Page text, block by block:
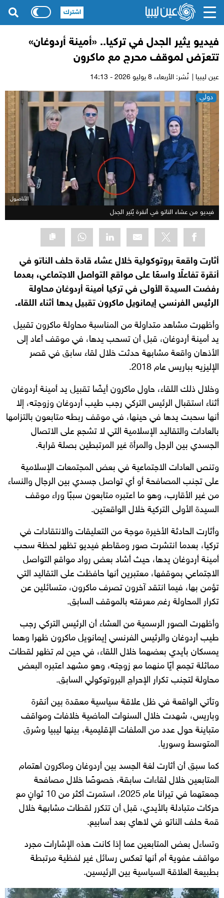
فيديو يثير الجدل في تركيا.. «أمينة أردوغان»
تتعرّض لموقف محرج مع ماكرون
عين ليبيا | نُشر: الأربعاء،
دولي
الأناضول
فيديو من عشاء الناتو في أنقرة يُثير الجدل
أثارت واقعة بروتوكولية خلال عشاء قادة حلف الناتو في
أنقرة تفاعلًا واسعًا على مواقع التواصل الاجتماعي، بعدما
رفضت السيدة الأولى في تركيا أمينة أردوغان محاولة
الرئيس الفرنسي إيمانويل ماكرون تقبيل يدها أثناء اللقاء.
وأظهرت مشاهد متداولة من المناسبة محاولة ماكرون تقبيل
يد أمينة أردوغان، قبل أن تسحب يدها، في موقف أعاد إلى
الأذهان واقعة مشابهة حدثت خلال لقاء سابق في قصر
الإليزيه بباريس عام 2018.
وخلال ذلك اللقاء، حاول ماكرون أيضًا تقبيل يد أمينة أردوغان
أثناء استقبال الرئيس التركي رجب طيب أردوغان وزوجته، إلا
أنها سحبت يدها في حينها، في موقف ربطه متابعون بالتزامها
بالعادات والتقاليد الإسلامية التي لا تشجع على الاتصال
الجسدي بين الرجل والمرأة غير المرتبطين بصلة قرابة.
وتنص العادات الاجتماعية في بعض المجتمعات الإسلامية
على تجنب المصافحة أو أي تواصل جسدي بين الرجال والنساء
من غير الأقارب، وهو ما اعتبره متابعون سببًا وراء موقف
السيدة الأولى التركية خلال الواقعتين.
وأثارت الحادثة الأخيرة موجة من التعليقات والانتقادات في
تركيا، بعدما انتشرت صور ومقاطع فيديو تظهر لحظة سحب
أمينة أردوغان يدها، حيث أشاد بعض رواد مواقع التواصل
الاجتماعي بموقفها، معتبرين أنها حافظت على التقاليد التي
تؤمن بها، فيما انتقد آخرون تصرف ماكرون، متسائلين عن
تكرار المحاولة رغم معرفته بالموقف السابق.
وأظهرت الصور الرسمية من العشاء أن الرئيس التركي رجب
طيب أردوغان والرئيس الفرنسي إيمانويل ماكرون ظهرا وهما
يمسكان بأيدي بعضهما خلال اللقاء، في حين لم تظهر لقطات
مماثلة تجمع أيًا منهما مع زوجته، وهو مشهد اعتبره البعض
محاولة لتجنب تكرار الإحراج البروتوكولي السابق.
وتأتي الواقعة في ظل علاقة سياسية معقدة بين أنقرة
وباريس، شهدت خلال السنوات الماضية خلافات ومواقف
متباينة حول عدد من الملفات الإقليمية، بينها ليبيا وشرق
المتوسط وسوريا.
كما سبق أن أثارت لغة الجسد بين أردوغان وماكرون اهتمام
المتابعين خلال لقاءات سابقة، خصوصًا خلال مصافحة
جمعتهما في تيرانا عام 2025، استمرت أكثر من 10 ثوانٍ مع
حركات متبادلة بالأيدي، قبل أن تتكرر لقطات مشابهة خلال
قمة حلف الناتو في لاهاي بعد أسابيع.
وتساءل بعض المتابعين عما إذا كانت هذه الإشارات مجرد
مواقف عفوية أم أنها تعكس رسائل غير لفظية مرتبطة
بطبيعة العلاقة السياسية بين الرئيسين.
اشترك